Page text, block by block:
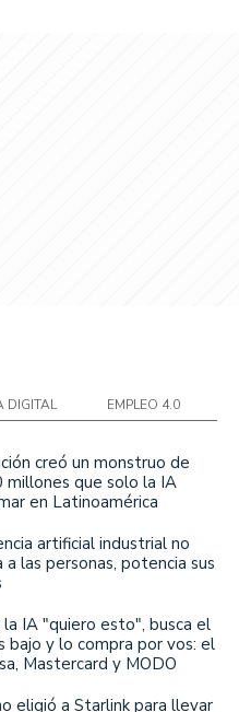
DIGITAL EMPLEO 4.0
creó un monstruo de
millones que solo la IA
en Latinoamérica
artificial industrial no
a las personas, potencia sus
la IA "quiero esto", busca el
bajo y lo compra por vos: el
Mastercard y MODO
eligió a Starlink para llevar